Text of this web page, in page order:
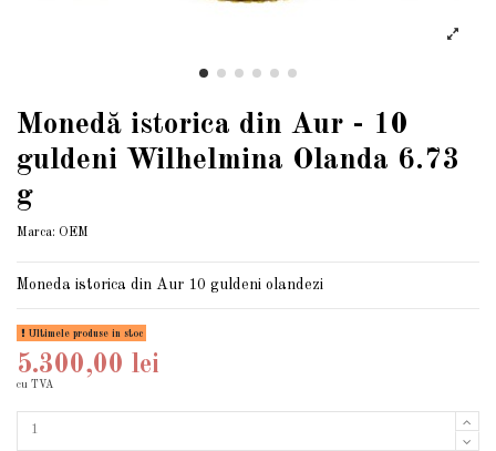
Monedă istorica din Aur - 10
guldeni Wilhelmina Olanda 6.73
g
Marca: OEM
Moneda istorica din Aur 10 guldeni olandezi
Ultimele produse in stoc
5.300,00 lei
cu TVA